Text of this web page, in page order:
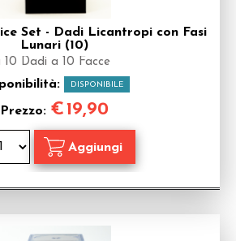
Set - Dadi Licantropi con Fasi
Lunari (10)
10 Dadi a 10 Facce
DISPONIBILE
Prezzo: €19,90